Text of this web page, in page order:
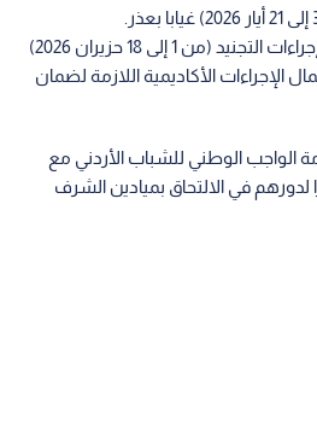
اعتبار الغياب خلال فترة إجراءات التجنيد (من 1 إلى 18 حزيران 2026)
الإجراءات الأكاديمية اللازمة لضمان
الواجب الوطني للشباب الأردني مع
لدورهم في الالتحاق بميادين الشرف